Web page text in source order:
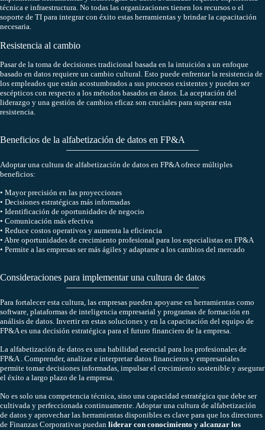
técnica e infraestructura. No todas las organizaciones tienen los recursos o el
soporte de TI para integrar con éxito estas herramientas y brindar la capacitación
necesaria.
Resistencia al cambio
Pasar de la toma de decisiones tradicional basada en la intuición a un enfoque
basado en datos requiere un cambio cultural. Esto puede enfrentar la resistencia de
los empleados que están acostumbrados a sus procesos existentes y pueden ser
escépticos con respecto a los métodos basados en datos. La aceptación del
liderazgo y una gestión de cambios eficaz son cruciales para superar esta
resistencia.
Beneficios de la alfabetización de datos en FP&A
Adoptar una cultura de alfabetización de datos en FP&A ofrece múltiples
beneficios:
• Mayor precisión en las proyecciones
• Decisiones estratégicas más informadas
• Identificación de oportunidades de negocio
• Comunicación más efectiva
• Reduce costos operativos y aumenta la eficiencia
• Abre oportunidades de crecimiento profesional para los especialistas en FP&A
• Permite a las empresas ser más ágiles y adaptarse a los cambios del mercado
Consideraciones para implementar una cultura de datos
Para fortalecer esta cultura, las empresas pueden apoyarse en herramientas como
software, plataformas de inteligencia empresarial y programas de formación en
análisis de datos. Invertir en estas soluciones y en la capacitación del equipo de
FP&A es una decisión estratégica para el futuro financiero de la empresa.
La alfabetización de datos es una habilidad esencial para los profesionales de
FP&A . Comprender, analizar e interpretar datos financieros y empresariales
permite tomar decisiones informadas, impulsar el crecimiento sostenible y asegurar
el éxito a largo plazo de la empresa.
No es solo una competencia técnica, sino una capacidad estratégica que debe ser
cultivada y perfeccionada continuamente. Adoptar una cultura de alfabetización
de datos y aprovechar las herramientas disponibles es clave para que los directores
de Finanzas Corporativas puedan liderar con conocimiento y alcanzar los